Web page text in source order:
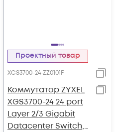
Проектный товар
XGS3700-24-ZZ0101F
Коммутатор ZYXEL
XGS3700-24 24 port
Layer 2/3 Gigabit
Datacenter Switch,